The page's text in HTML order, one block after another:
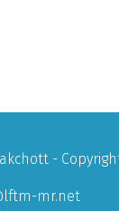
-
mr.net